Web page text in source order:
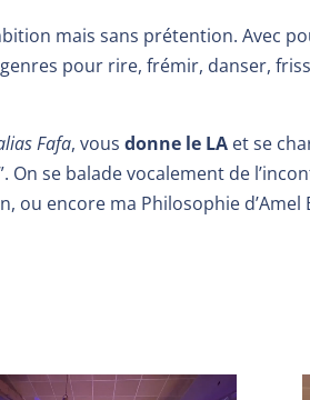
mais sans prétention.Avec
pour rire, frémir, danser,
Fafa, vousdonne le LA et se
On se balade vocalement de
encore ma Philosophie d’Amel